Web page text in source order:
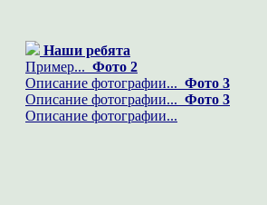
Наши ребята
Пример... Фото 2
Описание фотографии... Фото 3
Описание фотографии... Фото 3
Описание фотографии...